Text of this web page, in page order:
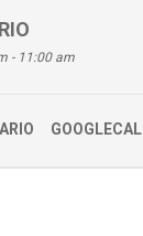
- 11:00 am
GOOGLECAL